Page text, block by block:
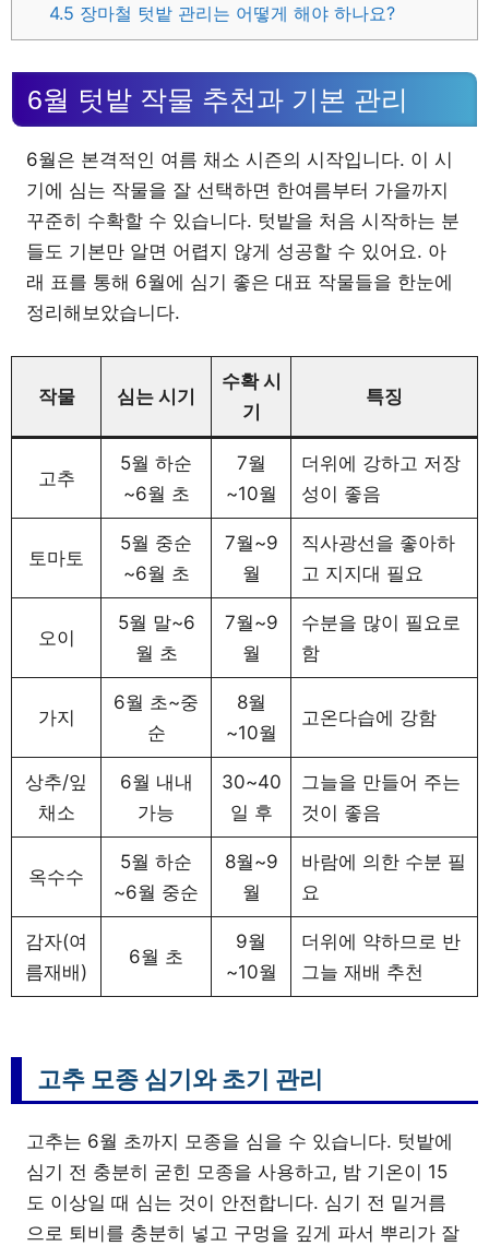
4.5 장마철 텃밭 관리는 어떻게 해야 하나요?
6월 텃밭 작물 추천과 기본 관리
6월은 본격적인 여름 채소 시즌의 시작입니다. 이 시
기에 심는 작물을 잘 선택하면 한여름부터 가을까지
꾸준히 수확할 수 있습니다. 텃밭을 처음 시작하는 분
들도 기본만 알면 어렵지 않게 성공할 수 있어요. 아
래 표를 통해 6월에 심기 좋은 대표 작물들을 한눈에
정리해보았습니다.
작물 심는 시기
수확 시
기
특징
고추
5월 하순
~6월 초
7월
~10월
더위에 강하고 저장
성이 좋음
토마토
5월 중순
~6월 초
7월~9
월
직사광선을 좋아하
고 지지대 필요
오이
5월 말~6
월 초
7월~9
월
수분을 많이 필요로
함
가지
6월 초~중
순
8월
~10월
고온다습에 강함
상추/잎
채소
6월 내내
가능
30~40
일 후
그늘을 만들어 주는
것이 좋음
옥수수
5월 하순
~6월 중순
8월~9
월
바람에 의한 수분 필
요
감자(여
름재배)
6월 초
9월
~10월
더위에 약하므로 반
그늘 재배 추천
고추 모종 심기와 초기 관리
고추는 6월 초까지 모종을 심을 수 있습니다. 텃밭에
심기 전 충분히 굳힌 모종을 사용하고, 밤 기온이 15
도 이상일 때 심는 것이 안전합니다. 심기 전 밑거름
으로 퇴비를 충분히 넣고 구멍을 깊게 파서 뿌리가 잘